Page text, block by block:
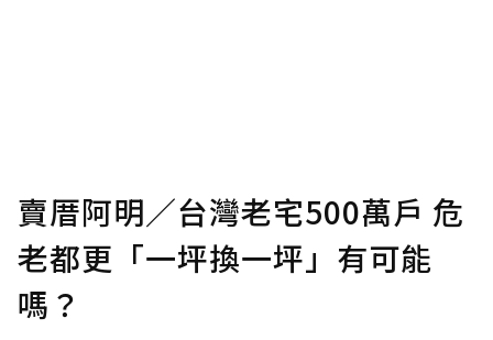
賣厝阿明／台灣老宅500萬戶 危
老都更「一坪換一坪」有可能
嗎？